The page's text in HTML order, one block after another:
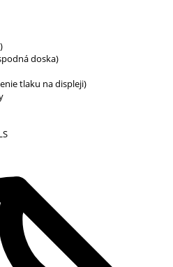
doska)
tlaku na displeji)